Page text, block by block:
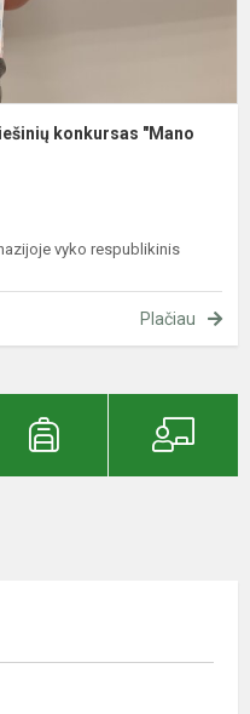
konkursas "Mano
vyko respublikinis
Plačiau